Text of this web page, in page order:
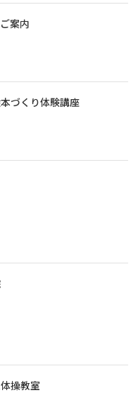
案内
づくり体験講座
操教室